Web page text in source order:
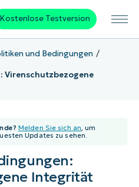
Kostenlose Testversion
und Bedingungen
Virenschutzbezogene
Melden Sie sich an, um
Updates zu sehen.
Integrität